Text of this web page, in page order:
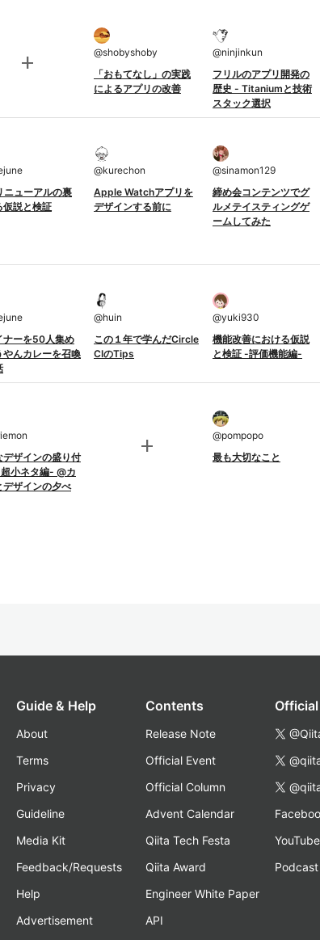
add @shobyshoby
「おもてなし」の実践
によるアプリの改善
@ninjinkun
フリルのアプリ開発の
歴史 - Titaniumと技術
スタック選択
ニューアルの裏
仮説と検証
@kurechon
Apple Watchアプリを
デザインする前に
@sinamon129
締め会コンテンツでグ
ルメテイスティングゲ
ームしてみた
ナーを50人集め
やんカレーを召喚
@huin
この１年で学んだCircle
CIのTips
@yuki930
機能改善における仮説
と検証 -評価機能編-
デザインの盛り付
小ネタ編- @カ
デザインの夕べ
add @pompopo
最も大切なこと
Guide & Help
About
Terms
Privacy
Guideline
Media Kit
Feedback/Requests
Help
Advertisement
Contents
Release Note
Official Event
Official Column
Advent Calendar
Qiita Tech Festa
Qiita Award
Engineer White Paper
API
YouTube
Podcast